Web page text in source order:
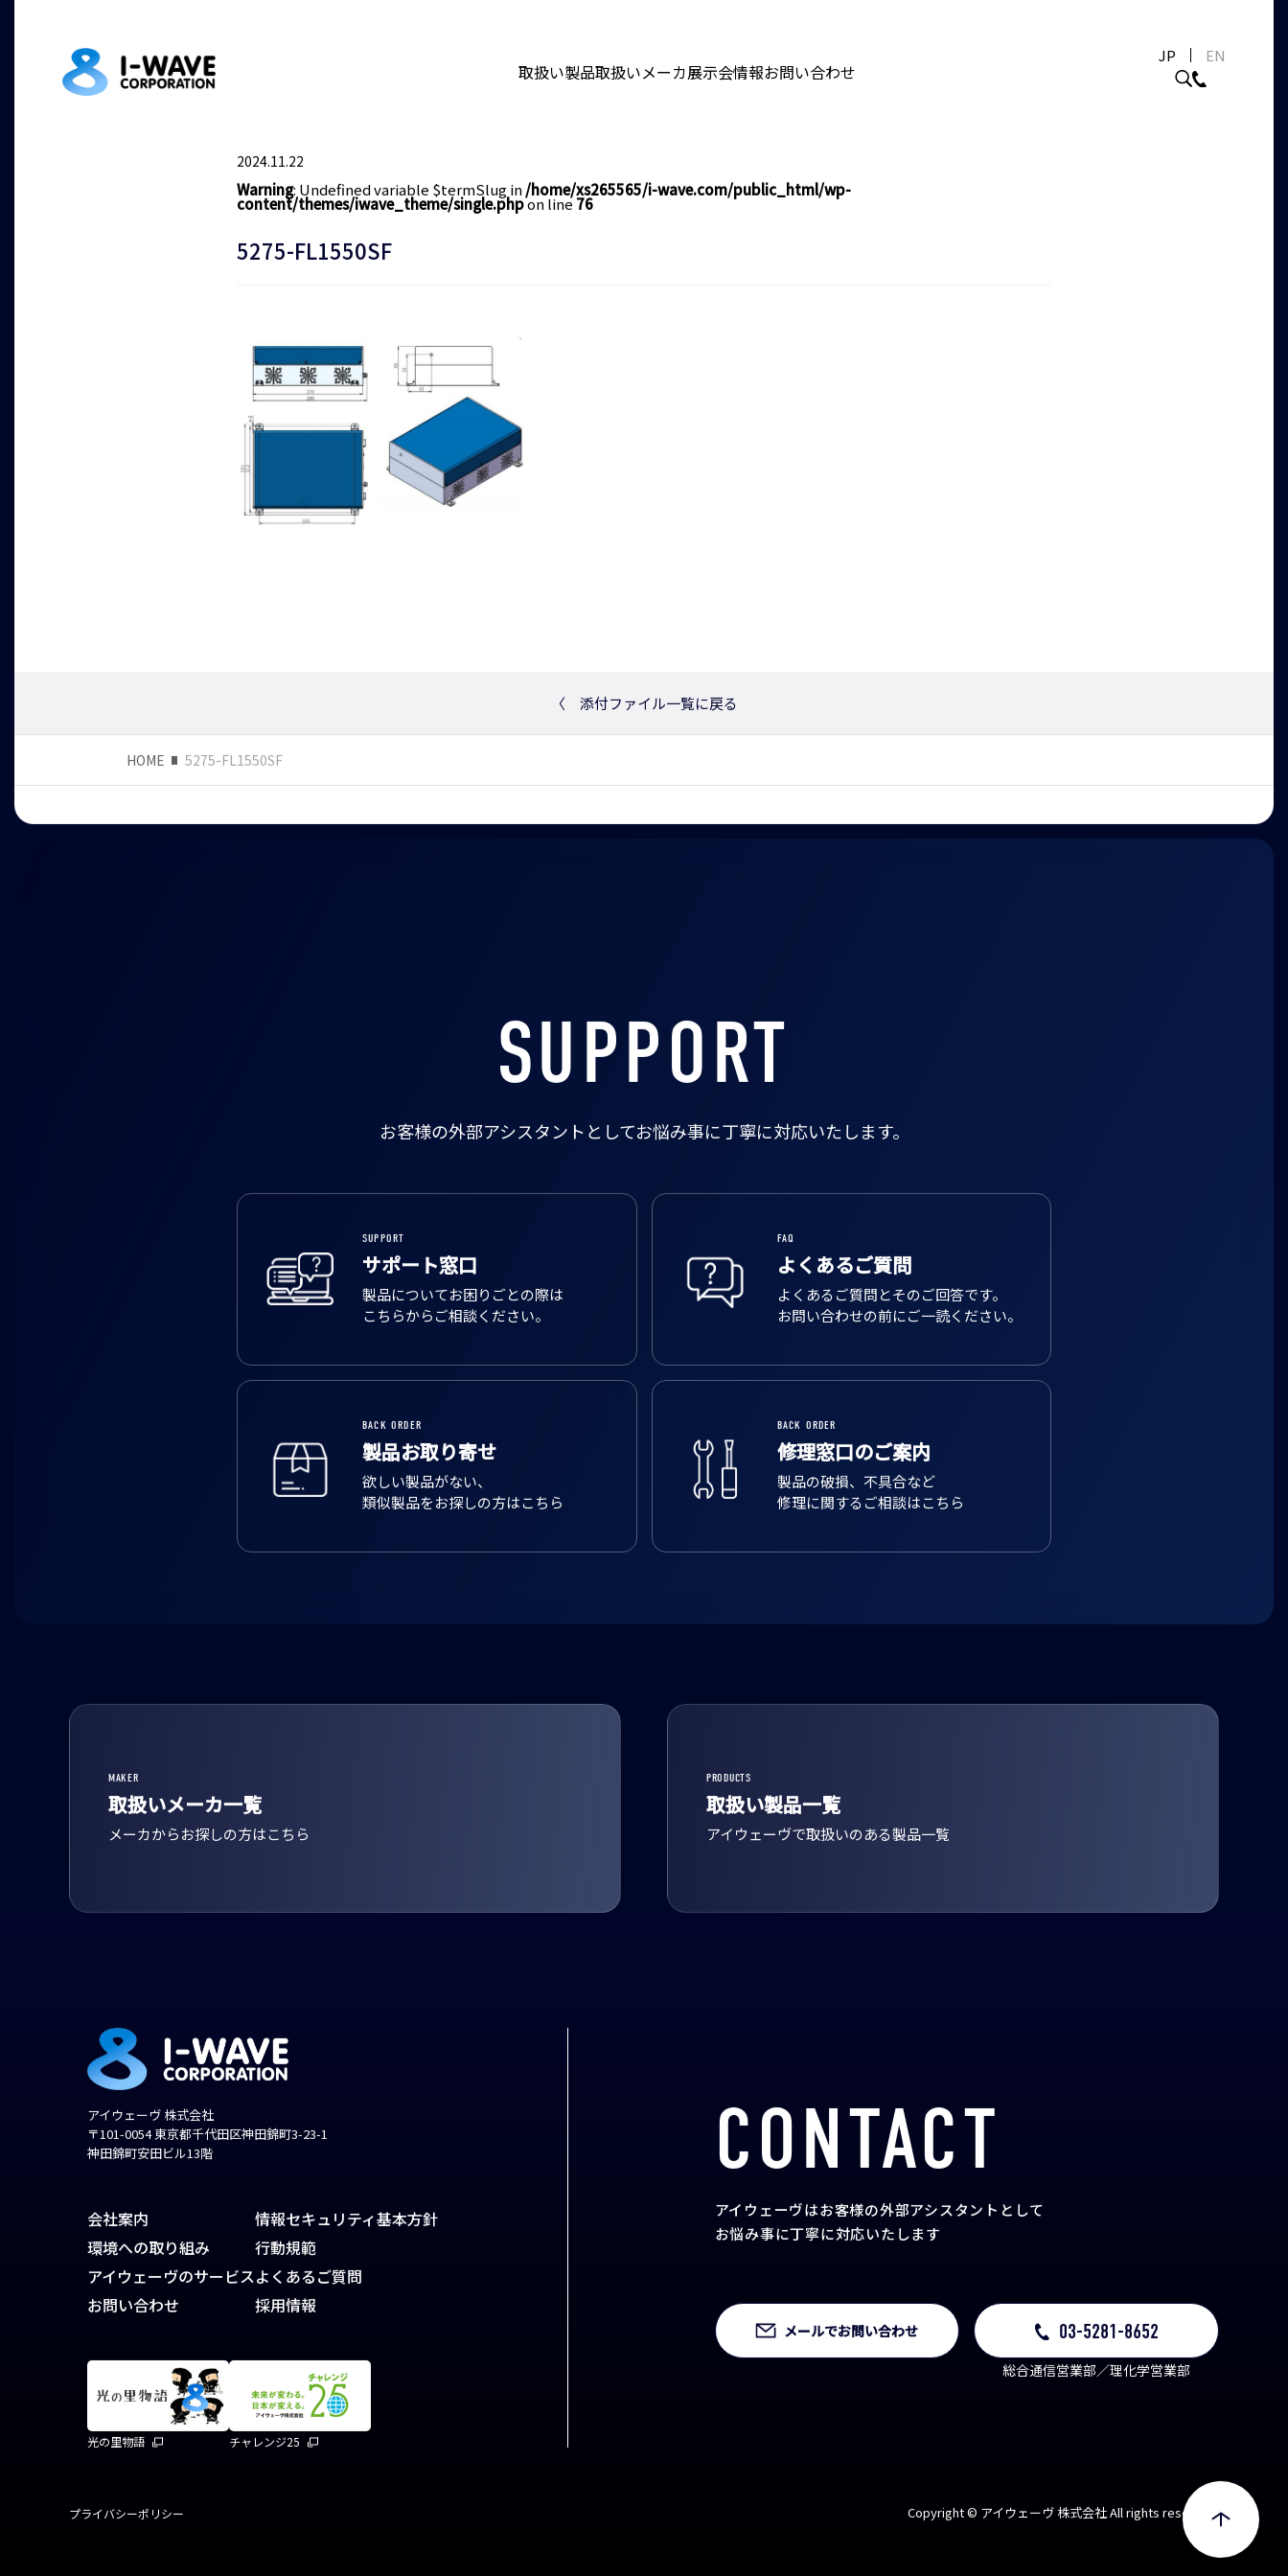
取扱い製品取扱いメーカ展示会情報お問い合わせ
JP EN
2024.11.22
Warning: Undefined variable $termSlug in/home/xs265565/i-wave.com/public_html/wp-
content/themes/iwave_theme/single.phpon line 76
5275-FL1550SF
〈 添付ファイル一覧に戻る
HOME 5275-FL1550SF
SUPPORT
お客様の外部アシスタントとしてお悩み事に丁寧に対応いたします。
サポート窓口
製品についてお困りごとの際は
こちらからご相談ください。
よくあるご質問
よくあるご質問とそのご回答です。
お問い合わせの前にご一読ください。
製品お取り寄せ
欲しい製品がない、
類似製品をお探しの方はこちら
修理窓口のご案内
製品の破損、不具合など
修理に関するご相談はこちら
取扱いメーカ一覧
メーカからお探しの方はこちら
取扱い製品一覧
アイウェーヴで取扱いのある製品一覧
CONTACT
アイウェーヴはお客様の外部アシスタント として
お悩み事に丁寧に対応いたします
メールでお問い合わせ 03-5281-8652
総合通信営業部／理化学営業部
アイウェーヴ 株式会社
〒101-0054 東京都千代田区神田錦町3-23-1
神田錦町安田ビル13階
会社案内
環境への取り組み
アイウェーヴのサービス
お問い合わせ
情報セキュリティ基本方針
行動規範
よくあるご質問
採用情報
光の里物語 チャレンジ25
プライバシーポリシー Copyright © アイウェーヴ 株式会社 All rights reserved.